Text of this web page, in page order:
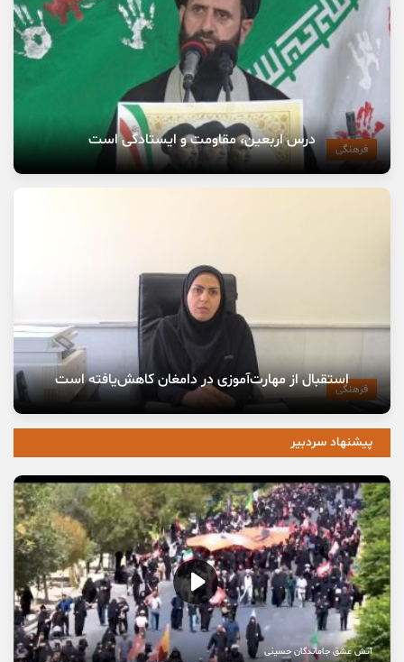
فرهنگی درس اربعین، مقاومت و ایستادگی است
فرهنگیاستقبال از مهارت‌آموزی در دامغان کاهش‌یافته است
پیشنهاد سردبیر
آتش عشق جاماندگان حسینی